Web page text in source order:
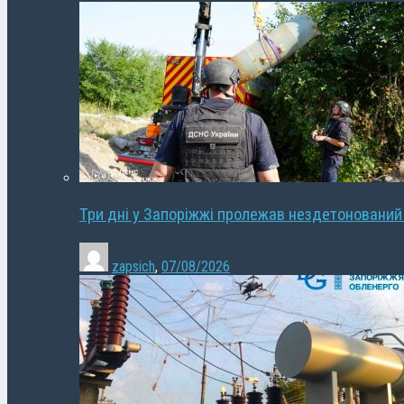
Три дні у Запоріжжі пролежав
zapsich, 07/08/2026